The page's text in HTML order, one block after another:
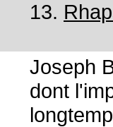
13.
Joseph
dont